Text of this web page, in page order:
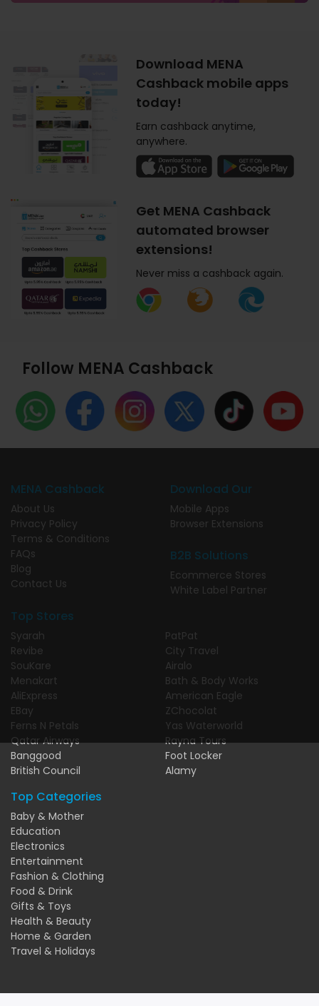
Download MENA
Cashback mobile apps
today!
Earn cashback anytime,
anywhere.
Get MENA Cashback
automated browser
extensions!
Never miss a cashback again.
Follow MENA Cashback
MENA Cashback
About Us
Privacy Policy
Terms & Conditions
FAQs
Blog
Contact Us
Download Our
Mobile Apps
Browser Extensions
B2B Solutions
Ecommerce Stores
White Label Partner
Top Stores
Syarah
Revibe
SouKare
Menakart
AliExpress
EBay
Ferns N Petals
Qatar Airways
Banggood
British Council
PatPat
City Travel
Airalo
Bath & Body Works
American Eagle
ZChocolat
Yas Waterworld
Rayna Tours
Foot Locker
Alamy
Top Categories
Baby & Mother
Education
Electronics
Entertainment
Fashion & Clothing
Food & Drink
Gifts & Toys
Health & Beauty
Home & Garden
Travel & Holidays